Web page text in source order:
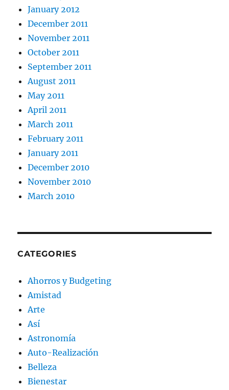
January 2012
December 2011
November 2011
October 2011
September 2011
August 2011
May 2011
April 2011
March 2011
February 2011
January 2011
December 2010
November 2010
March 2010
CATEGORIES
Ahorros y Budgeting
Amistad
Arte
Así
Astronomía
Auto-Realización
Belleza
Bienestar